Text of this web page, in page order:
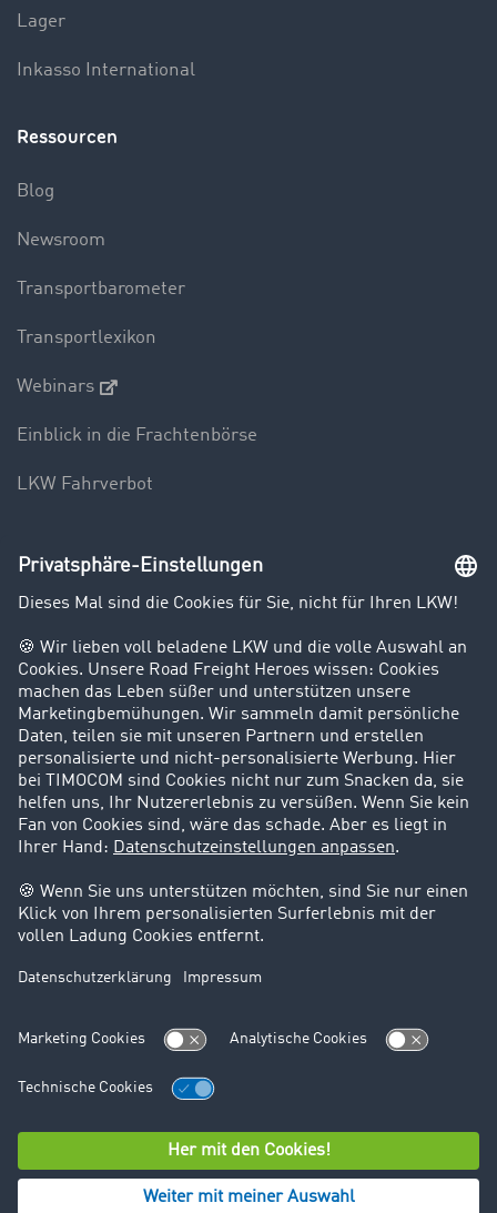
Lager
Inkasso International
Ressourcen
Blog
Newsroom
Transportbarometer
Transportlexikon
Webinars
Einblick in die Frachtenbörse
LKW Fahrverbot
Unternehmen
Kunden werben Kunden
Success Stories
Karriere
Support
Kontakt
Rechtliches
Impressum
AGB